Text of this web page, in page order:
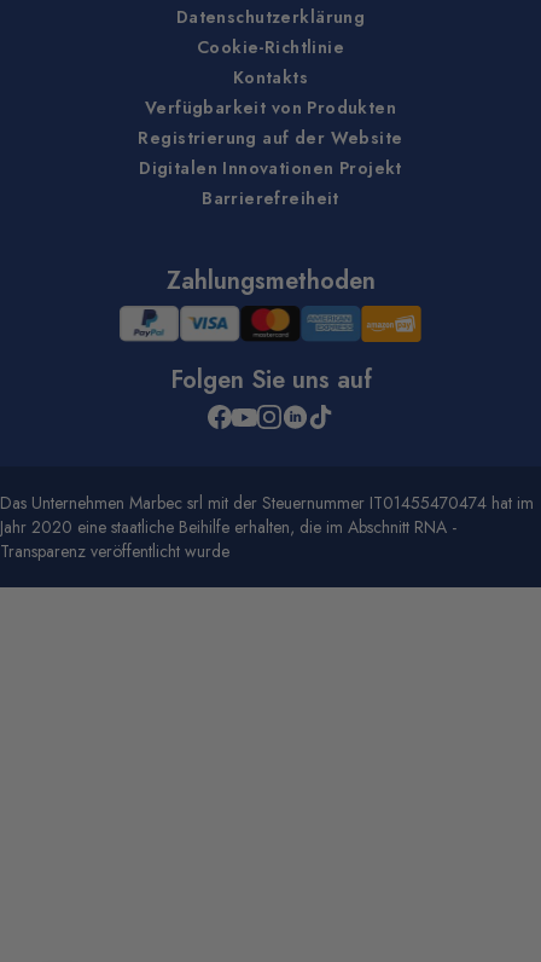
Datenschutzerklärung
Cookie-Richtlinie
Kontakts
Verfügbarkeit von Produkten
Registrierung auf der Website
Digitalen Innovationen Projekt
Barrierefreiheit
Zahlungsmethoden
Folgen Sie uns auf
Das Unternehmen Marbec srl mit der Steuernummer IT01455470474 hat im
Jahr 2020 eine staatliche Beihilfe erhalten, die im Abschnitt RNA -
Transparenz veröffentlicht wurde